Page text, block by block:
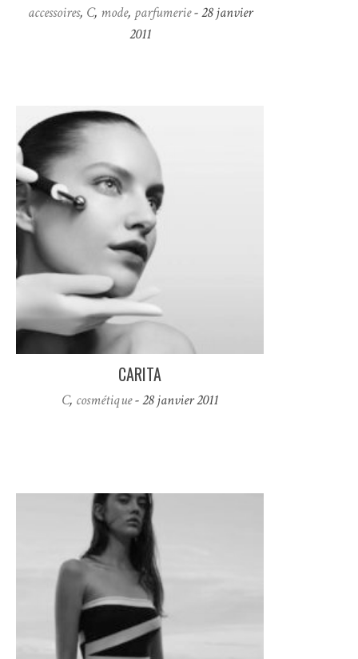
accessoires, C, mode, parfumerie- 28 janvier
2011
CARITA
C, cosmétique- 28 janvier 2011